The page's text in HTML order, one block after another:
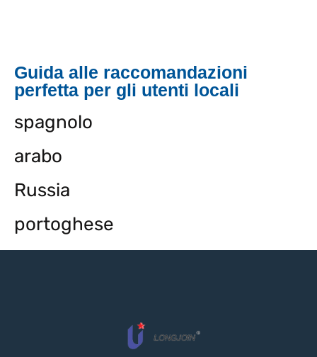
Guida alle raccomandazioni
perfetta per gli utenti locali
spagnolo
arabo
Russia
portoghese